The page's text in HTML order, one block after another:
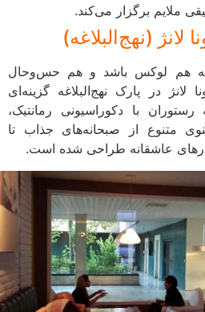
برگزار می‌کند.
لوکس باشد و هم حس‌وحال
در پارک نهج‌البلاغه گزینه‌ای
با دکوراسیونی رمانتیک،
از صبحانه‌های جذاب تا
عاشقانه طراحی شده است.